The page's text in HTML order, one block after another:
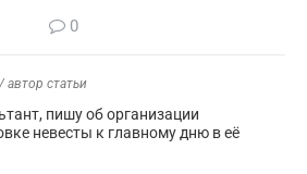
0
/ автор статьи
пишу об организации
невесты к главному дню в её